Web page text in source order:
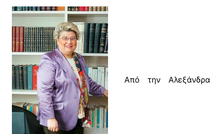
Από την Αλεξάνδρα